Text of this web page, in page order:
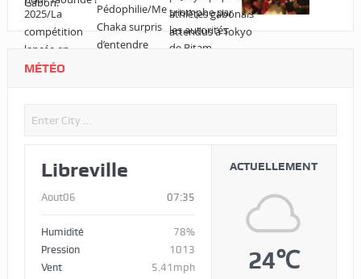
MÉTÉO
Libreville
Aout06 07:35
Humidité
78%
Pression
1013
Vent
5.41mph
ACTUELLEMENT
24℃